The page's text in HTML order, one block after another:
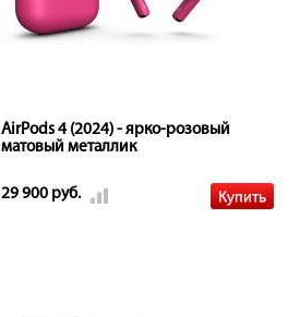
AirPods 4 (2024) - ярко-розовый
матовый металлик
29 900 руб.